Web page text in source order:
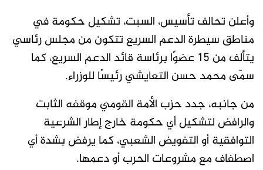
وأعلن تحالف تأسيس، السبت، تشكيل حكومة في
مناطق سيطرة الدعم السريع تتكون من مجلس رئاسي
يتألف من 15 عضوًا برئاسة قائد الدعم السريع، كما
سمّى محمد حسن التعايشي رئيسًا للوزراء.
من جانبه، جدد حزب الأمة القومي موقفه الثابت
والرافض لتشكيل أي حكومة خارج إطار الشرعية
التوافقية أو التفويض الشعبي، كما يرفض بشدة أي
اصطفاف مع مشروعات الحرب أو دعمها.